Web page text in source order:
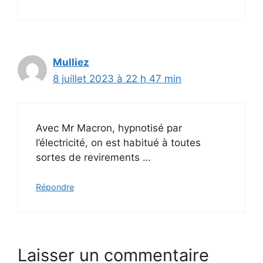
Mulliez
8 juillet 2023 à 22 h 47 min
Avec Mr Macron, hypnotisé par
l’électricité, on est habitué à toutes
sortes de revirements …
Répondre
Laisser un commentaire